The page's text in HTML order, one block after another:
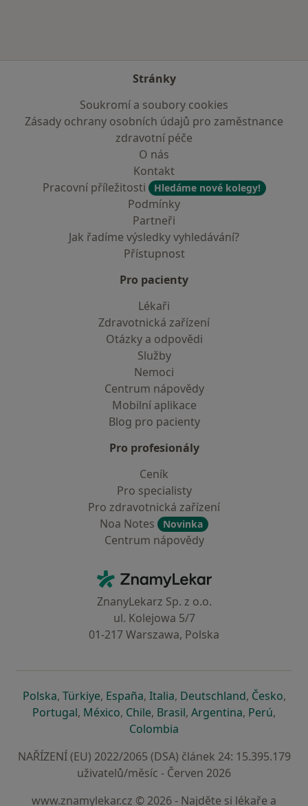
Stránky
Soukromí a soubory cookies
Zásady ochrany osobních údajů pro zaměstnance
zdravotní péče
O nás
Kontakt
Pracovní příležitosti
Hledáme nové kolegy!
Podmínky
Partneři
Jak řadíme výsledky vyhledávání?
Přístupnost
Pro pacienty
Lékaři
Zdravotnická zařízení
Otázky a odpovědi
Služby
Nemoci
Centrum nápovědy
Mobilní aplikace
Blog pro pacienty
Pro profesionály
Ceník
Pro specialisty
Pro zdravotnická zařízení
Noa Notes
Novinka
Centrum nápovědy
ZnamyLekar - Hlavní stránka
ZnanyLekarz Sp. z o.o.
ul. Kolejowa 5/7
01-217 Warszawa, Polska
Polskase otevře v nové záložce
, Türkiyese otevře v nové záložce
, Españase otevře v nové záložce
, Italiase otevře v nové záložce
, Deutschlandse otevře v
, Českose
,
Portugalse otevře v nové záložce
, Méxicose otevře v nové záložce
, Chilese otevře v nové záložce
, Brasilse otevře v nové
, Argentinase otevře v
, Perúse
,
Colombia
NAŘÍZENÍ (EU) 2022/2065 (DSA) článek 24: 15.395.179
uživatelů/měsíc - Červen 2026
www.znamylekar.cz © 2026 - Najděte si lékaře a